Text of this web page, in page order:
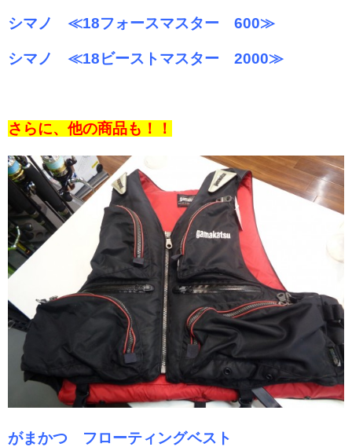
シマノ ≪18フォースマスター 600≫
シマノ ≪18ビーストマスター 2000≫
さらに、他の商品も！！
がまかつ フローティングベスト